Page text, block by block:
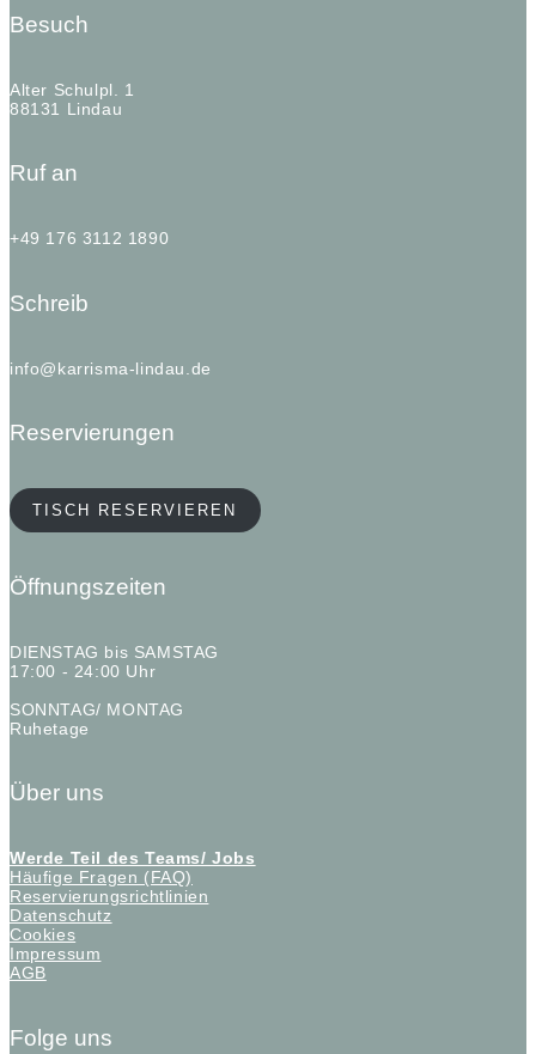
Besuch
Alter Schulpl. 1
88131 Lindau
Ruf an
+49 176 3112 1890
Schreib
info@karrisma-lindau.de
Reservierungen
TISCH RESERVIEREN
Öffnungszeiten
DIENSTAG bis SAMSTAG
17:00 - 24:00 Uhr
SONNTAG/ MONTAG
Ruhetage
Über uns
Werde Teil des Teams/ Jobs
Häufige Fragen (FAQ)
Reservierungsrichtlinien
Datenschutz
Cookies
Impressum
AGB
Folge uns